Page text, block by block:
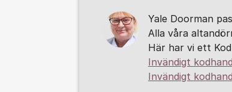
Yale Doorman
Alla våra
Här har vi ett
Invändigt
Invändigt